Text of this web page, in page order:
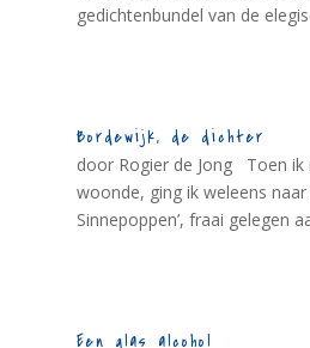
gedichtenbundel van de
Bordewijk, de dichter
door Rogier de Jong Toen ik
woonde, ging ik weleens naar
Sinnepoppen’, fraai gelegen
Een glas alcohol